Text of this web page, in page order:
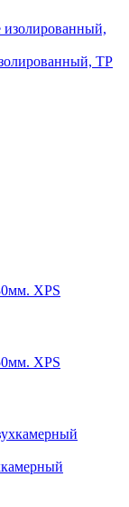
ТР
XPS
XPS